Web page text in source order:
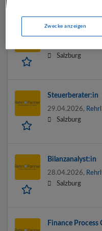
Salzburg
Steuerberater:in
29.04.2026,
Salzburg
Bilanzanalyst:in
28.04.2026,
Salzburg
Finance
Zwecke anzeigen